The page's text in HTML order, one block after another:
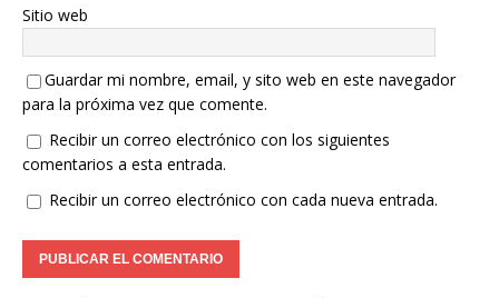
Sitio web
Guardar mi nombre, email, y sito web en este navegador
para la próxima vez que comente.
Recibir un correo electrónico con los siguientes
comentarios a esta entrada.
Recibir un correo electrónico con cada nueva entrada.